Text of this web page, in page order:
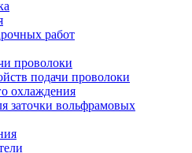
работ
проволоки
подачи проволоки
охлаждения
заточки вольфрамовых